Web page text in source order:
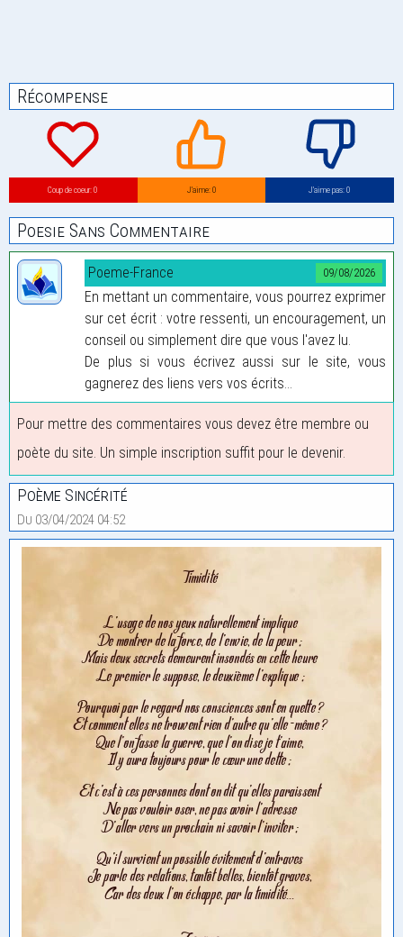
Récompense
Coup de coeur: 0 J’aime: 0 J’aime pas: 0
Poesie Sans Commentaire
09/08/2026
Poeme-France
En mettant un commentaire, vous pourrez exprimer
sur cet écrit : votre ressenti, un encouragement, un
conseil ou simplement dire que vous l'avez lu.
De plus si vous écrivez aussi sur le site, vous
gagnerez des liens vers vos écrits...
Pour mettre des commentaires vous devez être membre ou
poète du site. Un simple inscription suffit pour le devenir.
Poème Sincérité
Du 03/04/2024 04:52